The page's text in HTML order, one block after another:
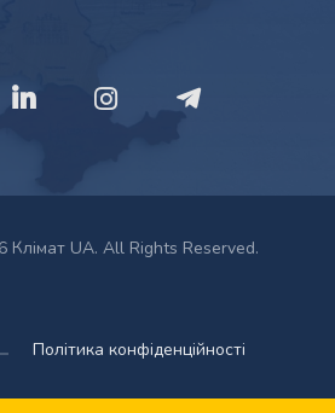
Клімат UA. All Rights Reserved.
Політика конфіденційності